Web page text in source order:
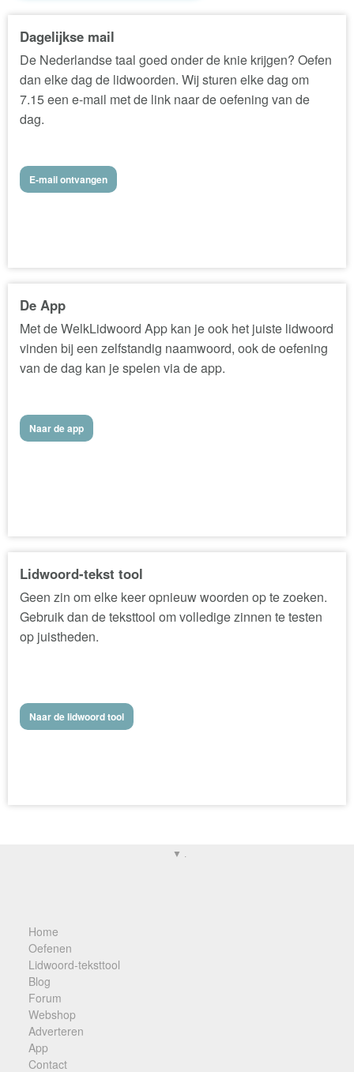
Dagelijkse mail
De Nederlandse taal goed onder de knie krijgen? Oefen
dan elke dag de lidwoorden. Wij sturen elke dag om
7.15 een e-mail met de link naar de oefening van de
dag.
E-mail ontvangen
De App
Met de WelkLidwoord App kan je ook het juiste lidwoord
vinden bij een zelfstandig naamwoord, ook de oefening
van de dag kan je spelen via de app.
Naar de app
Lidwoord-tekst tool
Geen zin om elke keer opnieuw woorden op te zoeken.
Gebruik dan de teksttool om volledige zinnen te testen
op juistheden.
Naar de lidwoord tool
▼ .
Home
Oefenen
Lidwoord-teksttool
Blog
Forum
Webshop
Adverteren
App
Contact